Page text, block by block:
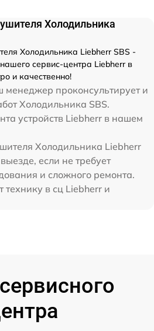
Холодильника
Холодильника Liebherr SBS -
сервис-центра Liebherr в
и качественно!
менеджер проконсультирует и
Холодильника SBS.
устройств Liebherr в нашем
Холодильника Liebherr
если не требует
и сложного ремонта.
технику в сц Liebherr и